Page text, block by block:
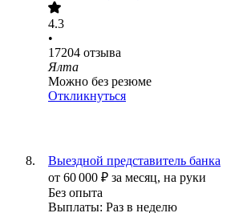
4.3
•
17204 отзыва
Ялта
Можно без резюме
Откликнуться
Выездной представитель банка
от 60 000 ₽ за месяц, на руки
Без опыта
Выплаты: Раз в неделю